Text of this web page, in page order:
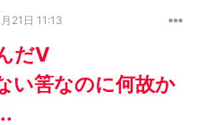
21日 11:13
だV
い筈なのに何故か